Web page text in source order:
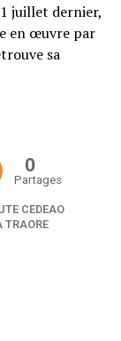
juillet dernier,
en œuvre par
sa
0
Partages
CEDEAO
TRAORE